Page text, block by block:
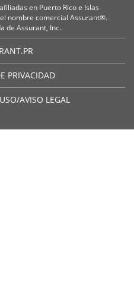
en Puerto Rico e Islas
nombre comercial Assurant®.
de Assurant, Inc..
PRIVACIDAD
AVISO LEGAL